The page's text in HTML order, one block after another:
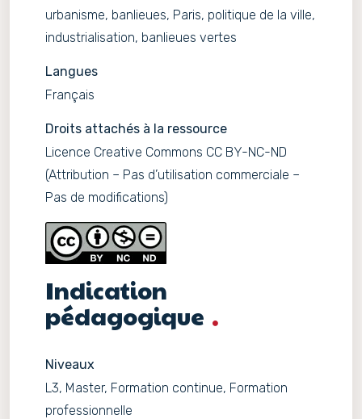
urbanisme, banlieues, Paris, politique de la ville,
industrialisation, banlieues vertes
Langues
Français
Droits attachés à la ressource
Licence Creative Commons CC BY-NC-ND
(Attribution – Pas d’utilisation commerciale –
Pas de modifications)
Indication
pédagogique
Niveaux
L3, Master, Formation continue, Formation
professionnelle